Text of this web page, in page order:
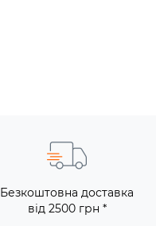
Безкоштовна доставка
від 2500 грн *